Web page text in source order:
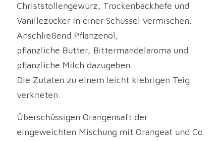
Christstollengewürz, Trockenbackhefe und
Vanillezucker in einer Schüssel vermischen.
Anschließend Pflanzenöl,
pflanzliche Butter, Bittermandelaroma und
pflanzliche Milch dazugeben.
Die Zutaten zu einem leicht klebrigen Teig
verkneten.
Überschüssigen Orangensaft der
eingeweichten Mischung mit Orangeat und Co.